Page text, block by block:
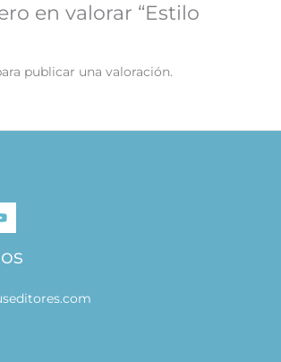
en valorar “Estilo
publicar una valoración.